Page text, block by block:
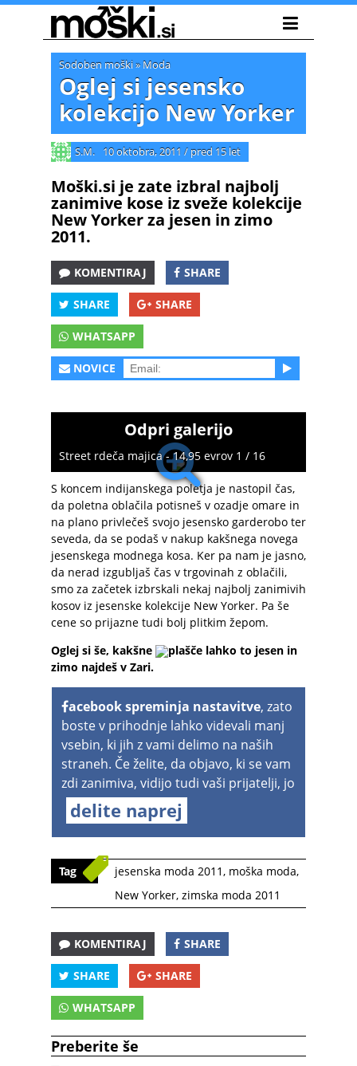
Sodoben moški» Moda
Oglej si jesensko
kolekcijo New Yorker
S.M. 10 oktobra, 2011 / pred 15 let
Moški.si je zate izbral najbolj
zanimive kose iz sveže kolekcije
New Yorker za jesen in zimo
2011.
KOMENTIRAJ SHARE
SHARE SHARE
WHATSAPP
NOVICE
Odpri galerijo
Street rdeča majica - 14,95 evrov 1 / 16
S koncem indijanskega poletja je nastopil čas,
da poletna oblačila potisneš v ozadje omare in
na plano privlečeš svojo jesensko garderobo ter
seveda, da se podaš v nakup kakšnega novega
jesenskega modnega kosa. Ker pa nam je jasno,
da nerad izgubljaš čas v trgovinah z oblačili,
smo za začetek izbrskali nekaj najbolj zanimivih
kosov iz jesenske kolekcije New Yorker. Pa še
cene so prijazne tudi bolj plitkim žepom.
Oglej si še, kakšne
plašče lahko to jesen in
zimo najdeš v Zari.
acebook spreminja nastavitve, zato
boste v prihodnje lahko videvali manj
vsebin, ki jih z vami delimo na naših
straneh. Če želite, da objavo, ki se vam
zdi zanimiva, vidijo tudi vaši prijatelji, jo
delite naprej
Tag jesenska moda 2011, moška moda,
New Yorker, zimska moda 2011
KOMENTIRAJ SHARE
SHARE SHARE
WHATSAPP
Preberite še